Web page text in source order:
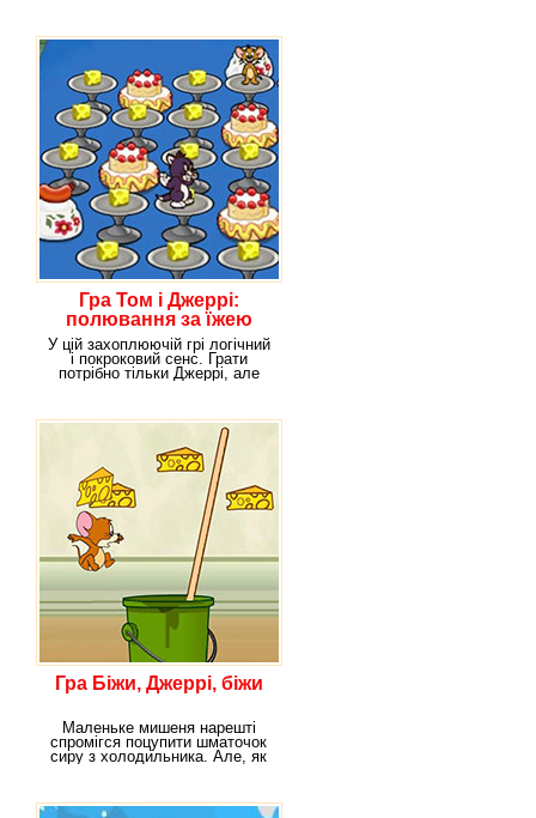
Гра Том і Джеррі:
полювання за їжею
У цій захоплюючій грі логічний
і покроковий сенс. Грати
потрібно тільки Джеррі, але
Гра Біжи, Джеррі, біжи
Маленьке мишеня нарешті
спромігся поцупити шматочок
сиру з холодильника. Але, як